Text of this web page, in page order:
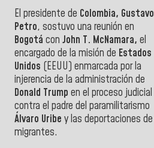
El presidente de Colombia, Gustavo
Petro, sostuvo una reunión en
Bogotá con John T. McNamara, el
encargado de la misión de Estados
Unidos (EEUU) enmarcada por la
injerencia de la administración de
Donald Trump en el proceso judicial
contra el padre del paramilitarismo
Álvaro Uribe y las deportaciones de
migrantes.